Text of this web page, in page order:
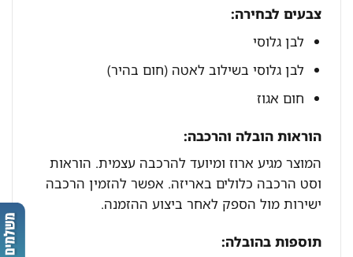
צבעים לבחירה:
לבן גלוסי
לבן גלוסי בשילוב לאטה (חום בהיר)
חום אגוז
הוראות הובלה והרכבה:
המוצר מגיע ארוז ומיועד להרכבה עצמית. הוראות
וסט הרכבה כלולים באריזה. אפשר להזמין הרכבה
ישירות מול הספק לאחר ביצוע ההזמנה.
תוספות בהובלה: